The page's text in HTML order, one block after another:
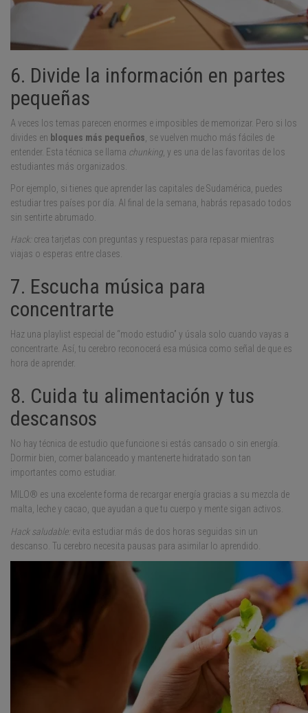
6. Divide la información en partes
pequeñas
A veces los temas parecen enormes e imposibles de memorizar. Pero si los
divides en bloques más pequeños, se vuelven mucho más fáciles de
entender. Esta técnica se llama chunking, y es una de las favoritas de los
estudiantes más organizados.
Por ejemplo, si tienes que aprender las capitales de Sudamérica, puedes
estudiar tres países por día. Al final de la semana, habrás repasado todos
sin sentirte abrumado.
Hack:crea tarjetas con preguntas y respuestas para repasar mientras
viajas o esperas entre clases.
7. Escucha música para
concentrarte
Haz una playlist especial de “modo estudio” y úsala solo cuando vayas a
concentrarte. Así, tu cerebro reconocerá esa música como señal de que es
hora de aprender.
8. Cuida tu alimentación y tus
descansos
No hay técnica de estudio que funcione si estás cansado o sin energía.
Dormir bien, comer balanceado y mantenerte hidratado son tan
importantes como estudiar.
MILO® es una excelente forma de recargar energía gracias a su mezcla de
malta, leche y cacao, que ayudan a que tu cuerpo y mente sigan activos.
Hack saludable:evita estudiar más de dos horas seguidas sin un
descanso. Tu cerebro necesita pausas para asimilar lo aprendido.